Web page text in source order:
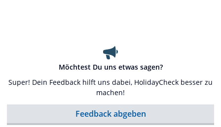
Möchtest Du uns etwas sagen?
Super! Dein Feedback hilft uns dabei, HolidayCheck besser zu
machen!
Feedback abgeben